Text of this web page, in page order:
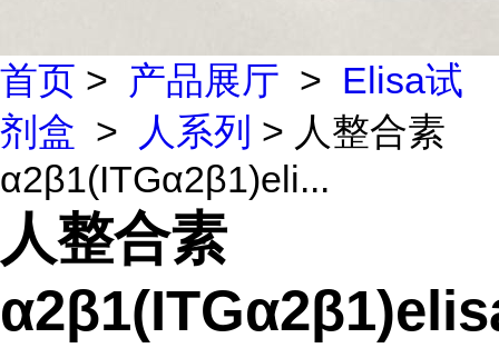
首页 > 产品展厅 > Elisa试
剂盒 > 人系列 > 人整合素
α2β1(ITGα2β1)eli...
人整合素